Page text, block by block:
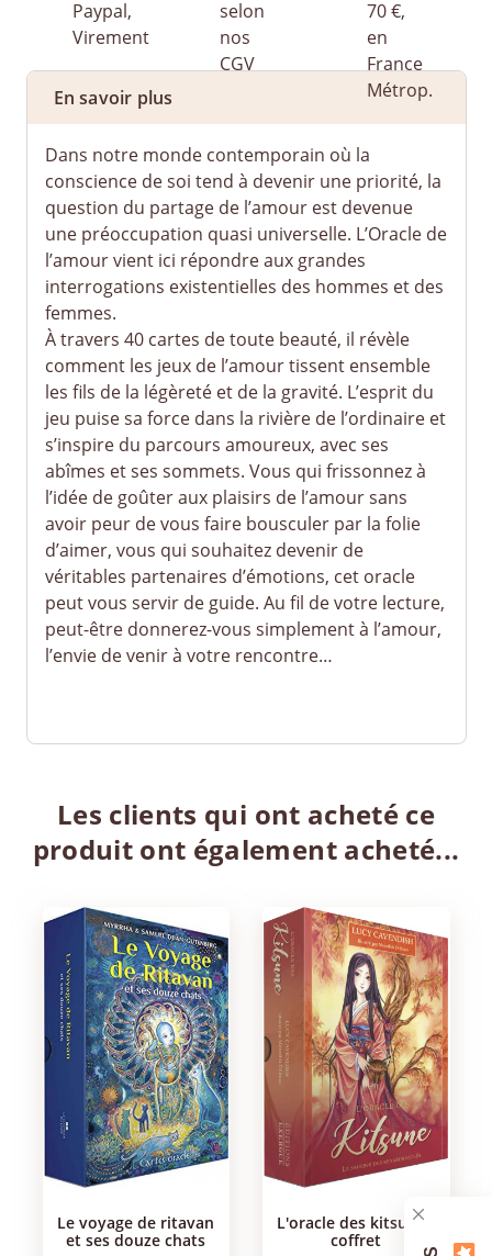
En savoir plus
Dans notre monde contemporain où la
conscience de soi tend à devenir une priorité, la
question du partage de l’amour est devenue
une préoccupation quasi universelle. L’Oracle de
l’amour vient ici répondre aux grandes
interrogations existentielles des hommes et des
femmes.
À travers 40 cartes de toute beauté, il révèle
comment les jeux de l’amour tissent ensemble
les fils de la légèreté et de la gravité. L’esprit du
jeu puise sa force dans la rivière de l’ordinaire et
s’inspire du parcours amoureux, avec ses
abîmes et ses sommets. Vous qui frissonnez à
l’idée de goûter aux plaisirs de l’amour sans
avoir peur de vous faire bousculer par la folie
d’aimer, vous qui souhaitez devenir de
véritables partenaires d’émotions, cet oracle
peut vous servir de guide. Au fil de votre lecture,
peut-être donnerez-vous simplement à l’amour,
l’envie de venir à votre rencontre…
Les clients qui ont acheté ce
produit ont également acheté...
le voyage de ritavan
et ses douze chats
l'oracle des kitsune -
coffret